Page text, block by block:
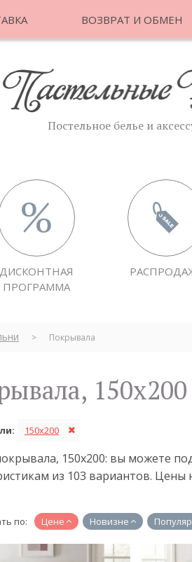
ВОЗВРАТ И ОБМЕН
Постельное белье и
ДИСКОНТНАЯ
ПРОГРАММА
> Покрывала
150x200
150x200
150x200: вы можете
из 103 вариантов.
по: Цене Новизне